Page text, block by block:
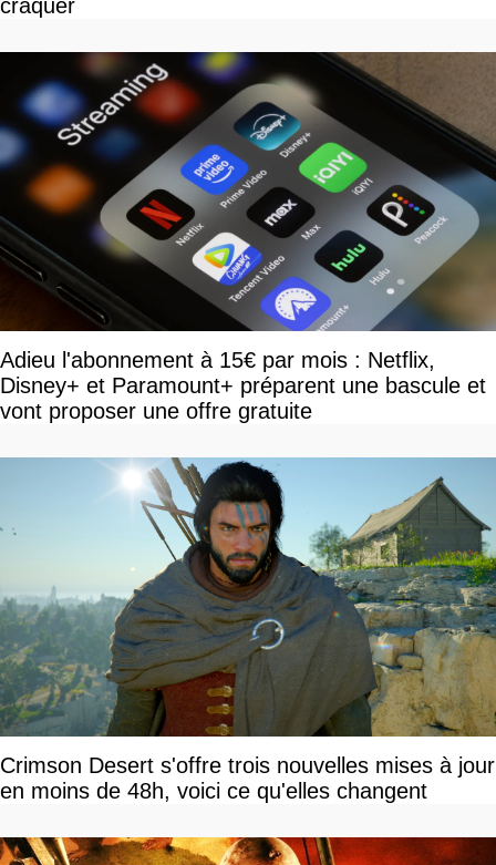
craquer
Adieu l'abonnement à 15€ par mois : Netflix,
Disney+ et Paramount+ préparent une bascule et
vont proposer une offre gratuite
Crimson Desert s'offre trois nouvelles mises à jour
en moins de 48h, voici ce qu'elles changent